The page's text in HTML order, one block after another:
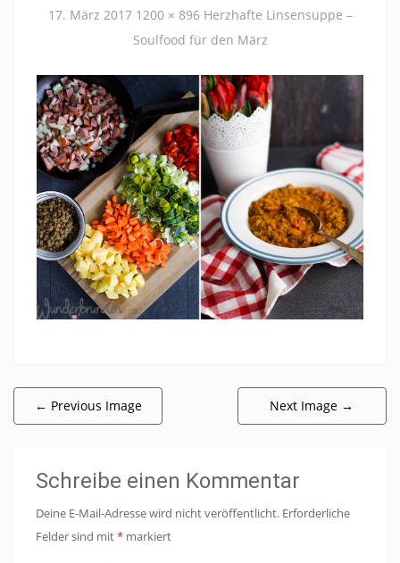
17. März 2017 1200 × 896 Herzhafte Linsensuppe –
Soulfood für den März
← Previous Image Next Image →
Schreibe einen Kommentar
Deine E-Mail-Adresse wird nicht veröffentlicht. Erforderliche
Felder sind mit* markiert